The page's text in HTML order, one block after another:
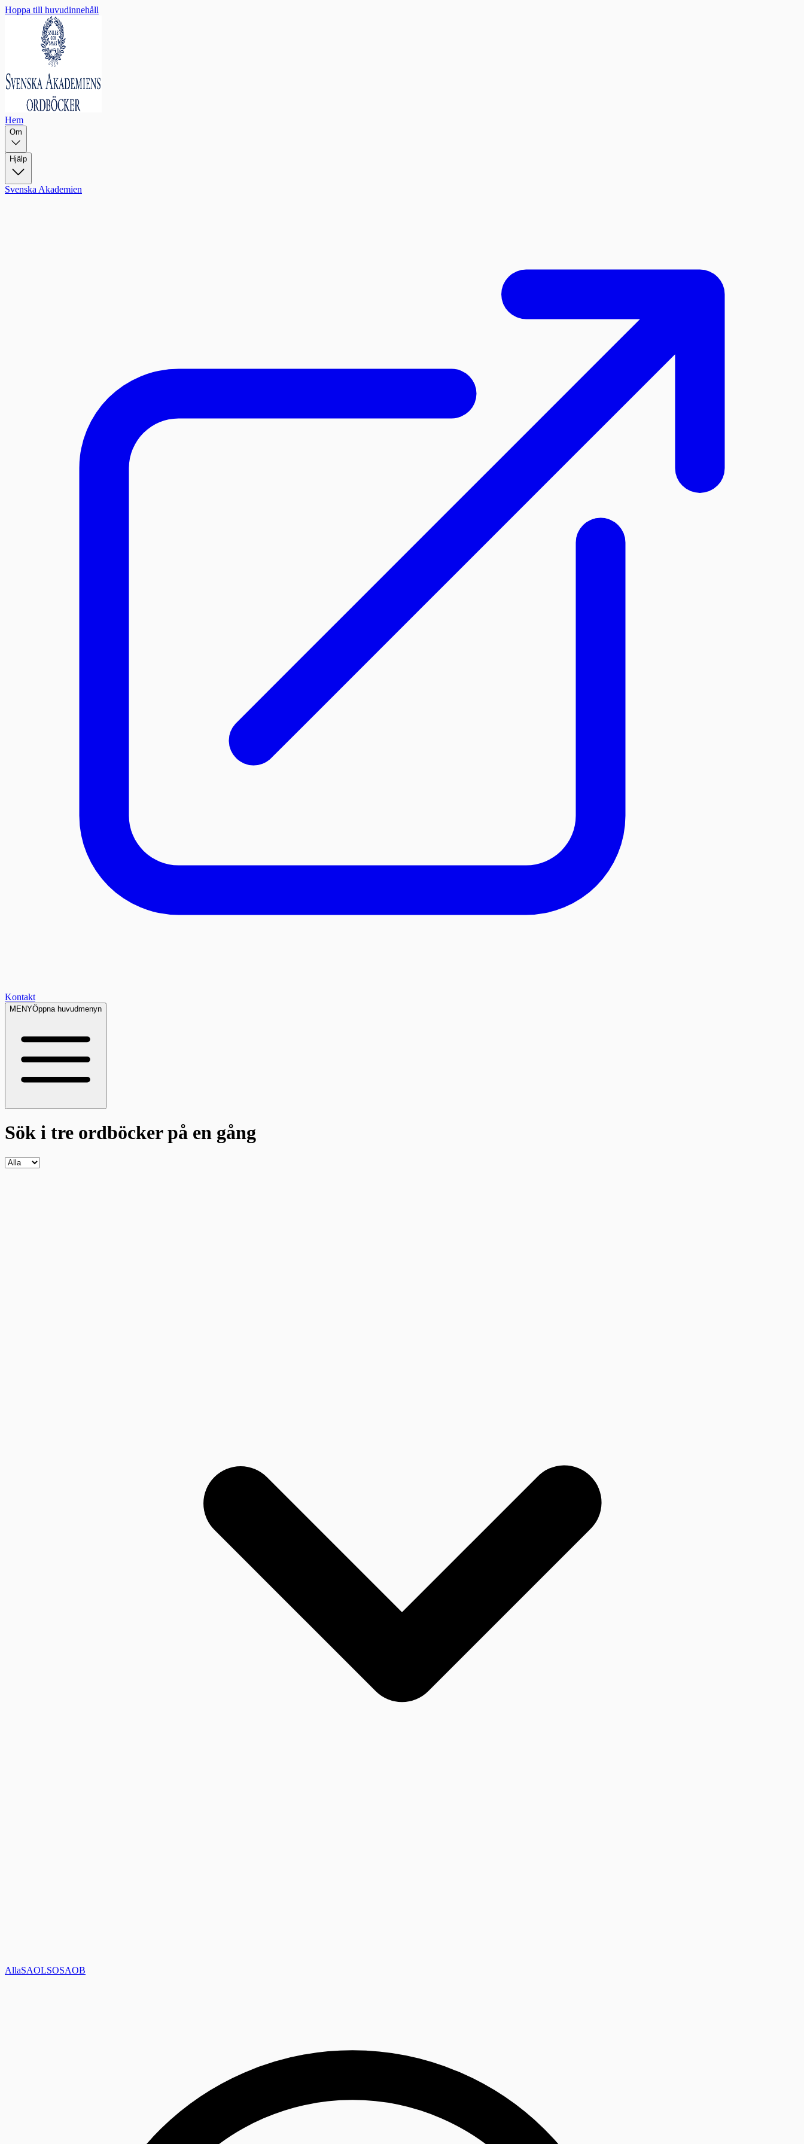
Hoppa till huvudinnehåll
Hem
Om
Hjälp
Svenska Akademien
Kontakt
MENYÖppna huvudmenyn
Sök i tre ordböckerpå en gång
AllaSAOLSOSAOB